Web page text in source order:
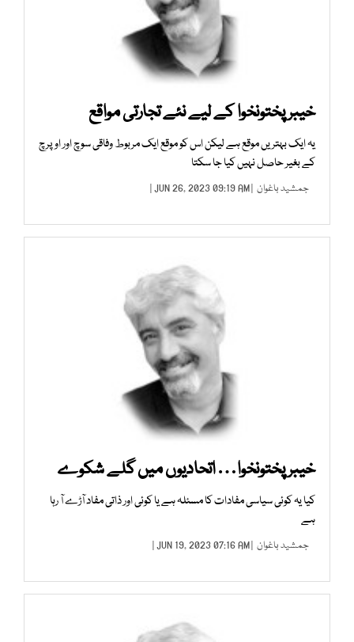
خیبرپختونخوا کے لیے نئے تجارتی مواقع
یہ ایک بہتریں موقع ہے لیکن اس کو موقع ایک مربوط وفاقی سوچ اور اوپرچ
کے بغیر حاصل نہیں کیا جا سکتا
جمشید باغوان | JUN 26, 2023 09:19 AM |
خیبرپختونخوا… اتحادیوں میں گلے شکوے
کیا یہ کوئی سیاسی مفادات کا مسئلہ ہے یا کوئی اور ذاتی مفاد آڑے آ رہا
ہے
جمشید باغوان | JUN 19, 2023 07:16 AM |